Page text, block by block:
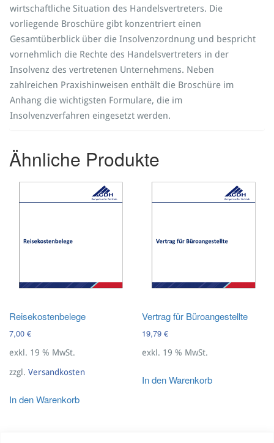
wirtschaftliche Situation des Handelsvertreters. Die
vorliegende Broschüre gibt konzentriert einen
Gesamtüberblick über die Insolvenzordnung und bespricht
vornehmlich die Rechte des Handelsvertreters in der
Insolvenz des vertretenen Unternehmens. Neben
zahlreichen Praxishinweisen enthält die Broschüre im
Anhang die wichtigsten Formulare, die im
Insolvenzverfahren eingesetzt werden.
Ähnliche Produkte
Reisekostenbelege
7,00 €
exkl. 19 % MwSt.
zzgl. Versandkosten
In den Warenkorb
Vertrag für Büroangestellte
19,79€
exkl. 19 % MwSt.
In den Warenkorb